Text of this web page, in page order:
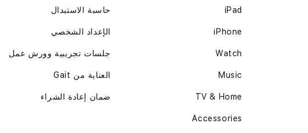
iPad
iPhone
Watch
Music
TV & Home
Accessories
حاسبة الاستبدال
الإعداد الشخصي
جلسات تجريبية وورش عمل
العناية من Gait
ضمان إعادة الشراء